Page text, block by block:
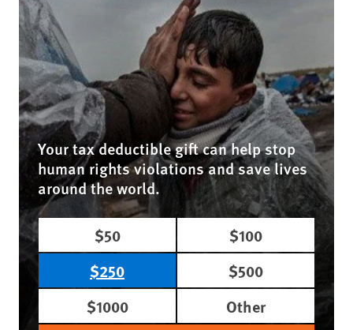
Your tax deductible gift can help stop
human rights violations and save lives
around the world.
$50
$100
$250
$500
$1000
Other